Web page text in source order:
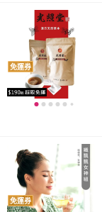
免運券
免運券